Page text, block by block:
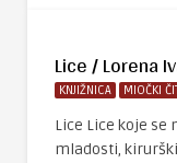
Lice / Lorena
KNJIŽNICA MIOČKI
Lice Lice koje se
mladosti,